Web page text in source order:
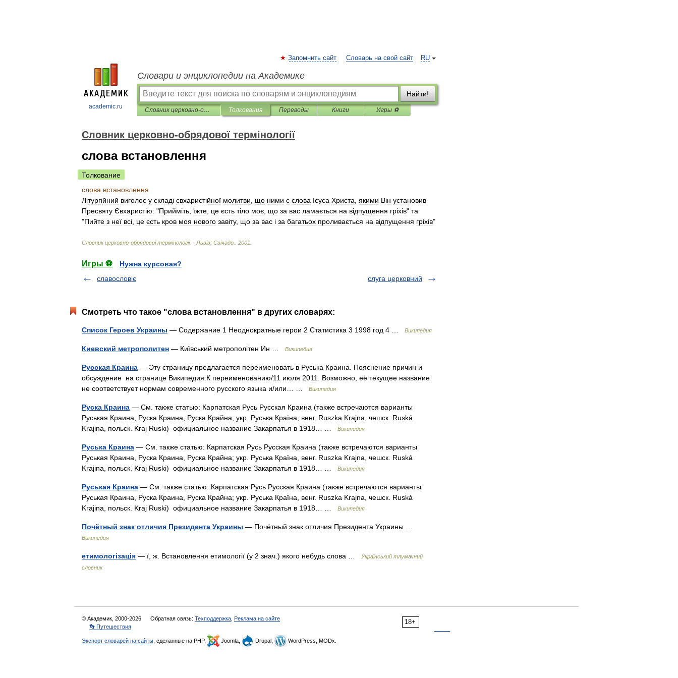
academic.ru
RU
Запомнить сайт Словарь на свой сайт
Словари и энциклопедии на Академике
Найти!
Словник церковно-обрядової термінології Толкования Переводы Книги Игры ⚽
Словник церковно-обрядової термінології
слова встановлення
Толкование
слова встановлення
Літургійний виголос у складі євхаристійної молитви що ними є слова Ісуса Христа якими Він установив
Пресвяту Євхаристію: "Прийміть їжте це єсть тіло моє що за вас ламається на відпущення гріхів" та
"Пийте з неї всі, це єсть кров моя нового завіту, що за вас і за багатьох проливається на відпущення гріхів"
Словник церковно-обрядової термінології. - Львів; Свічадо 2001
Игры ⚽
Нужна курсовая?
славословіє
слуга церковний
Смотреть что такое "слова встановлення" в других словарях:
Список Героев Украины — Содержание 1 Неоднократные герои 2 Статистика 3 1998 год 4 … Википедия
Киевский метрополитен — Київський метрополітен Ин … Википедия
Русская Краина — Эту страницу предлагается переименовать в Руська Краина. Пояснение причин и
обсуждение на странице Википедия:К переименованию/11 июля 2011. Возможно, её текущее название
не соответствует нормам современного русского языка и/или… …
Википедия
Руска Краина — См. также статью: Карпатская Русь Русская Краина (также встречаются варианты
Руськая Краина, Руска Краина, Руска Крайна; укр. Руська Країна, венг. Ruszka Krajna, чешск. Ruská
Krajina, польск. Kraj Ruski) официальное название Закарпатья в 1918… …
Википедия
Руська Краина — См. также статью: Карпатская Русь Русская Краина (также встречаются варианты
Руськая Краина, Руска Краина, Руска Крайна; укр. Руська Країна, венг. Ruszka Krajna, чешск. Ruská
Krajina, польск. Kraj Ruski) официальное название Закарпатья в 1918… …
Википедия
Руськая Краина — См. также статью: Карпатская Русь Русская Краина (также встречаются варианты
Руськая Краина, Руска Краина, Руска Крайна; укр. Руська Країна, венг. Ruszka Krajna, чешск. Ruská
Krajina, польск. Kraj Ruski) официальное название Закарпатья в 1918… …
Википедия
Почётный знак отличия Президента Украины — Почётный знак отличия Президента Украины …
Википедия
етимологізація — ї, ж. Встановлення етимології (у 2 знач.) якого небудь слова …
Український тлумачний
словник
18+
© Академик, 2000-2026 Обратная связь: Техподдержка Реклама на сайте
👣 Путешествия
Экспорт словарей на сайты , сделанные на PHP, Joomla, Drupal, WordPress, MODx.